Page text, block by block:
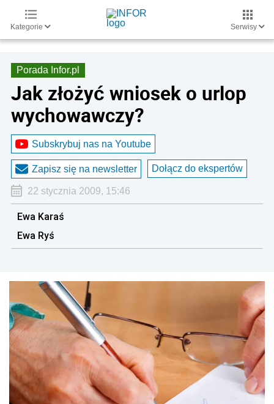
Kategorie Serwisy
Porada Infor.pl
Jak złożyć wniosek o urlop
wychowawczy?
Subskrybuj nas na Youtube
Zapisz się na newsletter Dołącz do ekspertów
22 stycznia 2009, 15:46
Ewa Karaś
Ewa Ryś